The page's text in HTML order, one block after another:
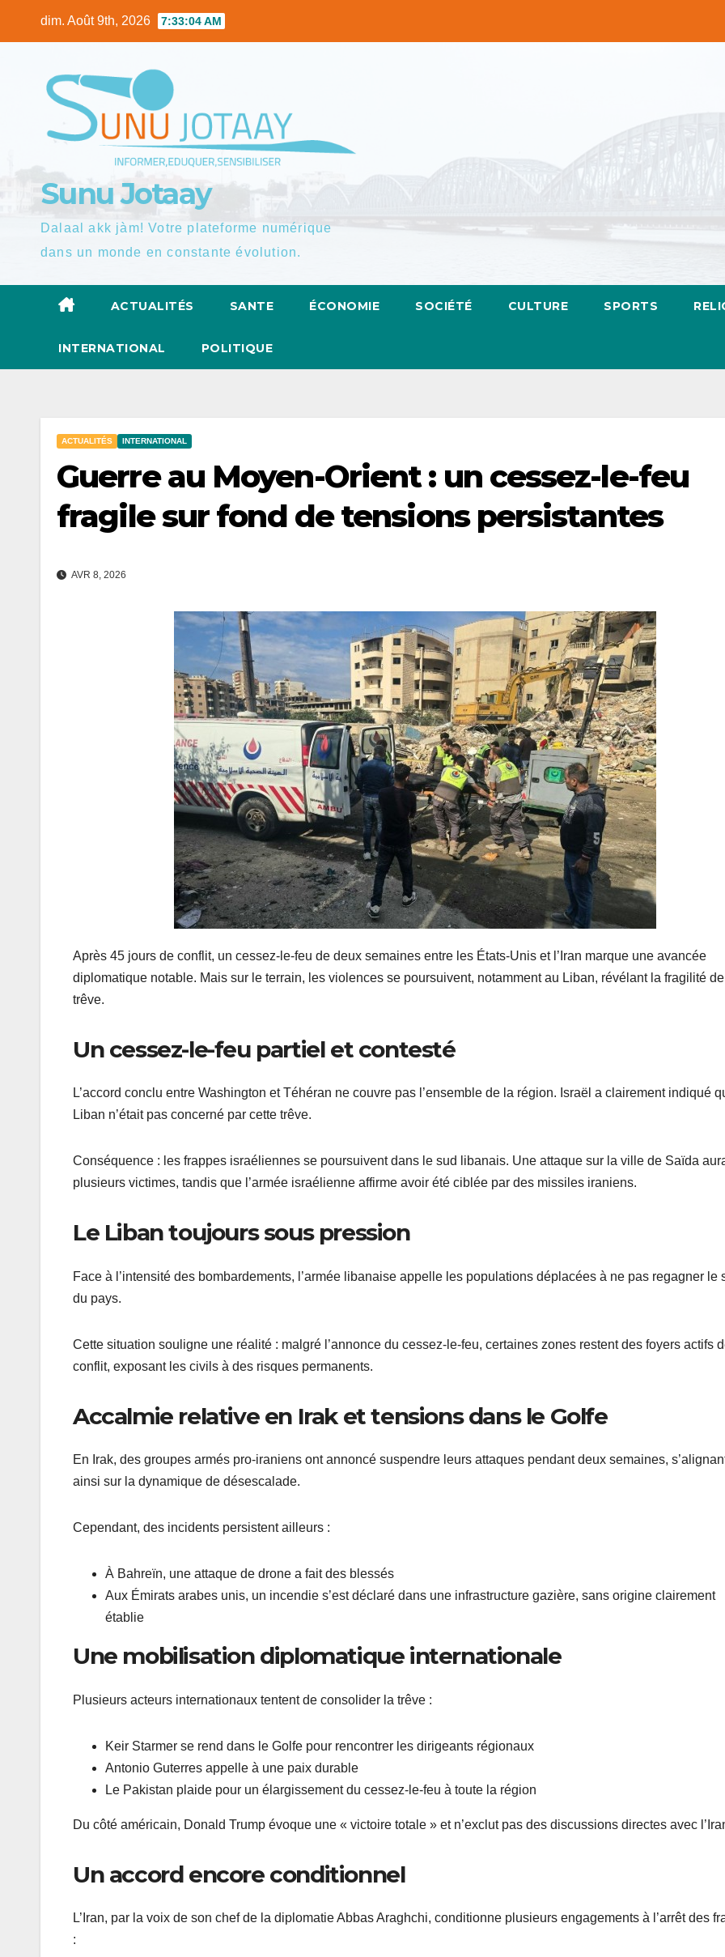
dim. Août 9th, 2026 7:33:06 AM
Sunu Jotaay
Dalaal akk jàm! Votre plateforme numérique
dans un monde en constante évolution.
ACTUALITÉS SANTE ÉCONOMIE SOCIÉTÉ CULTURE SPORTS
INTERNATIONAL POLITIQUE
ACTUALITÉS INTERNATIONAL
Guerre au Moyen-Orient : un cessez-le-feu
fragile sur fond de tensions persistantes
AVR 8, 2026
Après 45 jours de conflit, un cessez-le-feu de deux semaines entre les États-Unis et l’Iran marque une avancée
diplomatique notable. Mais sur le terrain, les violences se poursuivent, notamment au Liban, révélant la fragilité
trêve.
Un cessez-le-feu partiel et contesté
L’accord conclu entre Washington et Téhéran ne couvre pas l’ensemble de la région. Israël a clairement indiqué
Liban n’était pas concerné par cette trêve.
Conséquence : les frappes israéliennes se poursuivent dans le sud libanais. Une attaque sur la ville de Saïda
plusieurs victimes, tandis que l’armée israélienne affirme avoir été ciblée par des missiles iraniens.
Le Liban toujours sous pression
Face à l’intensité des bombardements, l’armée libanaise appelle les populations déplacées à ne pas regagner le
du pays.
Cette situation souligne une réalité : malgré l’annonce du cessez-le-feu, certaines zones restent des foyers actifs
conflit, exposant les civils à des risques permanents.
Accalmie relative en Irak et tensions dans le Golfe
En Irak, des groupes armés pro-iraniens ont annoncé suspendre leurs attaques pendant deux semaines,
ainsi sur la dynamique de désescalade.
Cependant, des incidents persistent ailleurs :
À Bahreïn, une attaque de drone a fait des blessés
Aux Émirats arabes unis, un incendie s’est déclaré dans une infrastructure gazière, sans origine clairement
établie
Une mobilisation diplomatique internationale
Plusieurs acteurs internationaux tentent de consolider la trêve :
Keir Starmer se rend dans le Golfe pour rencontrer les dirigeants régionaux
Antonio Guterres appelle à une paix durable
Le Pakistan plaide pour un élargissement du cessez-le-feu à toute la région
Du côté américain, Donald Trump évoque une « victoire totale » et n’exclut pas des discussions directes avec
Un accord encore conditionnel
L’Iran, par la voix de son chef de la diplomatie Abbas Araghchi, conditionne plusieurs engagements à l’arrêt des
: